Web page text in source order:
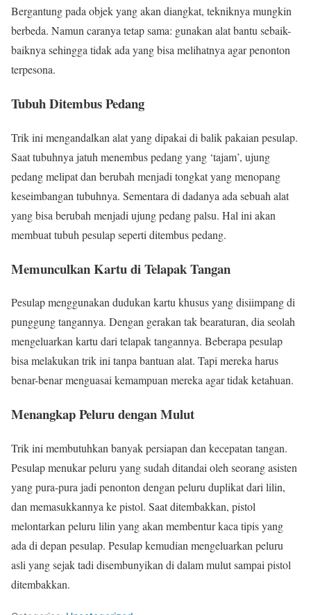
Bergantung pada objek yang akan diangkat, tekniknya mungkin
berbeda. Namun caranya tetap sama: gunakan alat bantu sebaik-
baiknya sehingga tidak ada yang bisa melihatnya agar penonton
terpesona.
Tubuh Ditembus Pedang
Trik ini mengandalkan alat yang dipakai di balik pakaian pesulap.
Saat tubuhnya jatuh menembus pedang yang ‘tajam’, ujung
pedang melipat dan berubah menjadi tongkat yang menopang
keseimbangan tubuhnya. Sementara di dadanya ada sebuah alat
yang bisa berubah menjadi ujung pedang palsu. Hal ini akan
membuat tubuh pesulap seperti ditembus pedang.
Memunculkan Kartu di Telapak Tangan
Pesulap menggunakan dudukan kartu khusus yang disiimpang di
punggung tangannya. Dengan gerakan tak bearaturan, dia seolah
mengeluarkan kartu dari telapak tangannya. Beberapa pesulap
bisa melakukan trik ini tanpa bantuan alat. Tapi mereka harus
benar-benar menguasai kemampuan mereka agar tidak ketahuan.
Menangkap Peluru dengan Mulut
Trik ini membutuhkan banyak persiapan dan kecepatan tangan.
Pesulap menukar peluru yang sudah ditandai oleh seorang asisten
yang pura-pura jadi penonton dengan peluru duplikat dari lilin,
dan memasukkannya ke pistol. Saat ditembakkan, pistol
melontarkan peluru lilin yang akan membentur kaca tipis yang
ada di depan pesulap. Pesulap kemudian mengeluarkan peluru
asli yang sejak tadi disembunyikan di dalam mulut sampai pistol
ditembakkan.